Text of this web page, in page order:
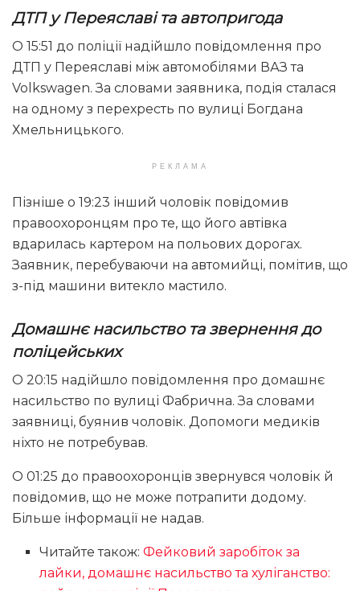
ДТП у Переяславі та автопригода
О 15:51 до поліції надійшло повідомлення про
ДТП у Переяславі між автомобілями ВАЗ та
Volkswagen. За словами заявника, подія сталася
на одному з перехресть по вулиці Богдана
Хмельницького.
РЕКЛАМА
Пізніше о 19:23 інший чоловік повідомив
правоохоронцям про те, що його автівка
вдарилась картером на польових дорогах.
Заявник, перебуваючи на автомийці, помітив, що
з-під машини витекло мастило.
Домашнє насильство та звернення до
поліцейських
О 20:15 надійшло повідомлення про домашнє
насильство по вулиці Фабрична. За словами
заявниці, буянив чоловік. Допомоги медиків
ніхто не потребував.
О 01:25 до правоохоронців звернувся чоловік й
повідомив, що не може потрапити додому.
Більше інформації не надав.
Читайте також:Фейковий заробіток за
лайки, домашнє насильство та хуліганство: